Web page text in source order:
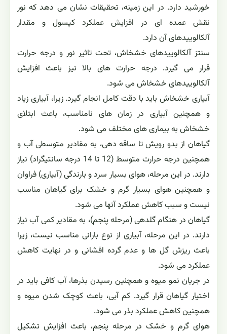
خورشید دارد. در این زمینه، تحقیقات نشان می دهد که نور
نقش عمده ای در افزایش عملکرد کپسول و مقدار
آلکالوییدهای آن دارد.
سنتز آلکالوییدهای خشخاش، تحت تاثیر نور و درجه حرارت
قرار می گیرد. درجه حرارت های بالا نیز باعث افزایش
آلکالوییدهای خشخاش می شود.
آبیاری خشخاش باید با دقت کامل انجام گیرد. زیرا، آبیاری زیاد
و همچنین آبیاری در زمان های نامناسب، باعث ابتلای
خشخاش به بیماری های مختلف می شود.
گیاهان از بدو رویش تا ساقه دهی، به مقادیر متوسطی آب و
همچنین درجه حرارت متوسط (12 تا 14 درجه سانتیگراد) نیاز
دارند. در این مرحله، هوای بسیار سرد و بارندگی (آبیاری) فراوان
و همچنین هوای بسیار گرم و خشک برای گیاهان مناسب
نیست و سبب کاهش عملکرد آنها می شود.
گیاهان در هنگام گلدهی (مرحله پنجم)، به مقادیر کمی آب نیاز
دارند. در این مرحله، آبیاری از نوع بارانی مناسب نیست، زیرا
باعث ریزش گل ها و عدم گرده افشانی و در نهایت کاهش
عملکرد می شود.
در جریان نمو میوه و همچنین رسیدن بذرها، آب کافی باید در
اختیار گیاهان قرار گیرد. کم آبی، باعث کوچک شدن میوه و
همچنین کاهش عملکرد بذر می شود.
هوای گرم و خشک در مرحله پنجم، باعث افزایش تشکیل